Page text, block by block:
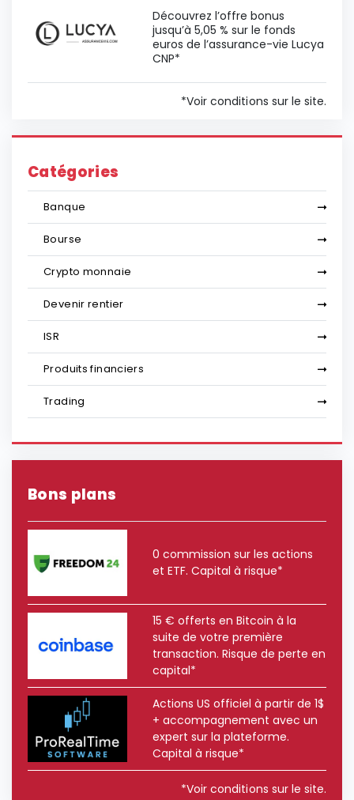
Découvrez l’offre bonus
jusqu’à 5,05 % sur le fonds
euros de l’assurance-vie Lucya
CNP*
*Voir conditions sur le site.
Catégories
Banque
Bourse
Crypto monnaie
Devenir rentier
ISR
Produits financiers
Trading
Bons plans
0 commission sur les actions
et ETF. Capital à risque*
15 € offerts en Bitcoin à la
suite de votre première
transaction. Risque de perte en
capital*
Actions US officiel à partir de 1$
+ accompagnement avec un
expert sur la plateforme.
Capital à risque*
*Voir conditions sur le site.